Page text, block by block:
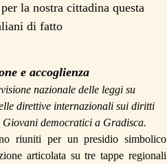
la nostra cittadina questa
di fatto
e accoglienza
nazionale delle leggi su
direttive internazionali sui diritti
democratici a Gradisca.
riuniti per un presidio simbolico
articolata su tre tappe regionali